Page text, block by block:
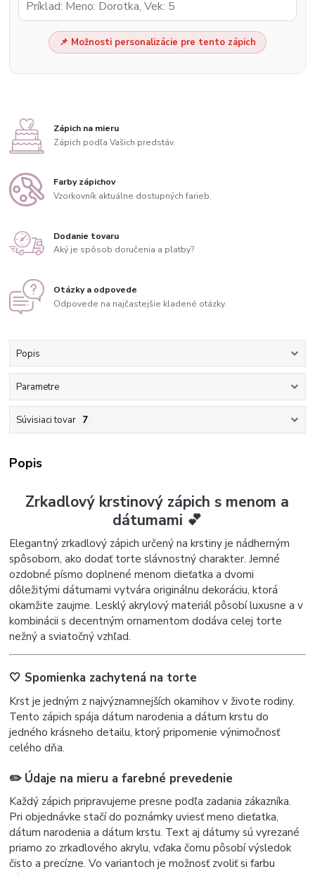
📌 Možnosti personalizácie pre tento zápich
Zápich na mieru
Zápich podľa Vašich predstáv.
Farby zápichov
Vzorkovník aktuálne dostupných farieb.
Dodanie tovaru
Aký je spôsob doručenia a platby?
Otázky a odpovede
Odpovede na najčastejšie kladené otázky.
Popis
Parametre
Súvisiaci tovar 7
Popis
Zrkadlový krstinový zápich s menom a
dátumami 💕
Elegantný zrkadlový zápich určený na krstiny je nádherným
spôsobom, ako dodať torte slávnostný charakter. Jemné
ozdobné písmo doplnené menom dieťatka a dvomi
dôležitými dátumami vytvára originálnu dekoráciu, ktorá
okamžite zaujme. Lesklý akrylový materiál pôsobí luxusne a v
kombinácii s decentným ornamentom dodáva celej torte
nežný a sviatočný vzhľad.
🤍 Spomienka zachytená na torte
Krst je jedným z najvýznamnejších okamihov v živote rodiny.
Tento zápich spája dátum narodenia a dátum krstu do
jedného krásneho detailu, ktorý pripomenie výnimočnosť
celého dňa.
✏️ Údaje na mieru a farebné prevedenie
Každý zápich pripravujeme presne podľa zadania zákazníka.
Pri objednávke stačí do poznámky uviesťmeno dieťatka,
dátum narodenia adátum krstu. Text aj dátumy sú vyrezané
priamo zo zrkadlového akrylu, vďaka čomu pôsobí výsledok
čisto a precízne. Vo variantoch je možnosť zvoliť si farbu